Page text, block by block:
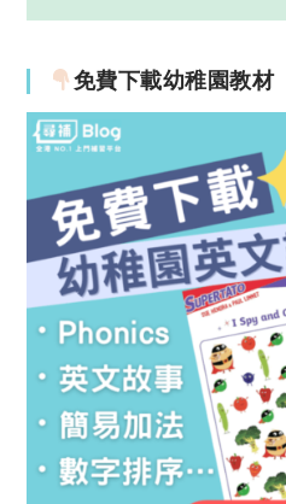
免費下載幼稚園教材